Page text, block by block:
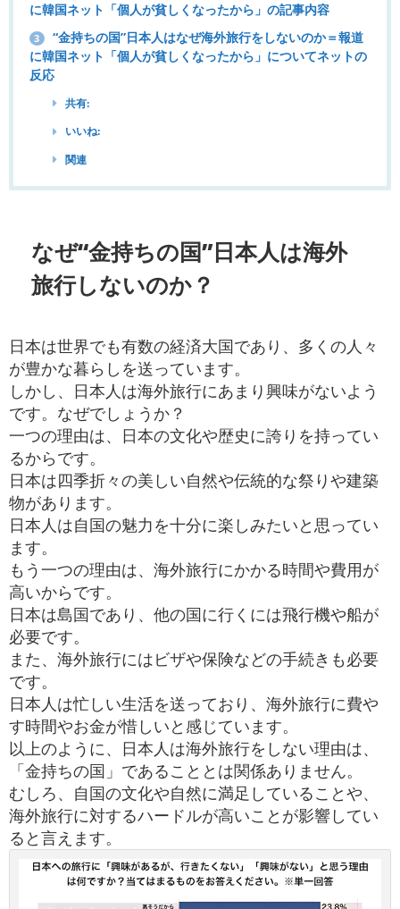
に韓国ネット「個人が貧しくなったから」の記事内容
3
“金持ちの国”日本人はなぜ海外旅行をしないのか＝報道
に韓国ネット「個人が貧しくなったから」についてネットの
反応
共有:
いいね:
関連
なぜ“金持ちの国”日本人は海外
旅行しないのか？
日本は世界でも有数の経済大国であり、多くの人々
が豊かな暮らしを送っています。
しかし、日本人は海外旅行にあまり興味がないよう
です。なぜでしょうか？
一つの理由は、日本の文化や歴史に誇りを持ってい
るからです。
日本は四季折々の美しい自然や伝統的な祭りや建築
物があります。
日本人は自国の魅力を十分に楽しみたいと思ってい
ます。
もう一つの理由は、海外旅行にかかる時間や費用が
高いからです。
日本は島国であり、他の国に行くには飛行機や船が
必要です。
また、海外旅行にはビザや保険などの手続きも必要
です。
日本人は忙しい生活を送っており、海外旅行に費や
す時間やお金が惜しいと感じています。
以上のように、日本人は海外旅行をしない理由は、
「金持ちの国」であることとは関係ありません。
むしろ、自国の文化や自然に満足していることや、
海外旅行に対するハードルが高いことが影響してい
ると言えます。